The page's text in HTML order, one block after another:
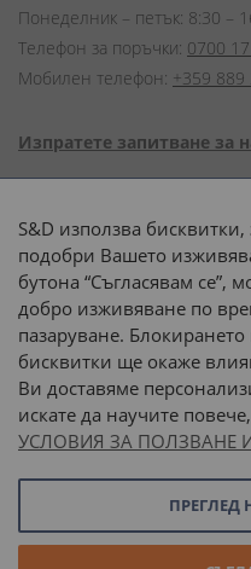
Понеделник – петък: 8:30 –
Телефон за поръчки: 0700
Мобилен телефон: +359 889
Изпратете запитване за
или
S&D използва
подобри Вашето
бутона “Съгласявам се”,
добро изживяване по
пазаруване.
бисквитки ще окаже
Ви доставяме
искате да научите
УСЛОВИЯ ЗА ПОЛЗВАНЕ
ПРЕГЛЕД